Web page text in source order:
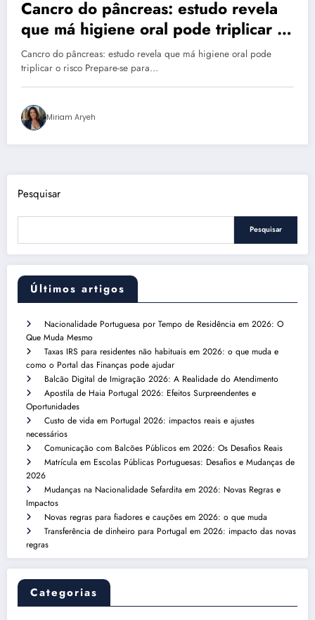
Cancro do pâncreas: estudo revela
que má higiene oral pode triplicar o
risco
Cancro do pâncreas: estudo revela que má higiene oral pode
triplicar o risco Prepare-se para…
Miriam Aryeh
Pesquisar
Pesquisar
Últimos artigos
Nacionalidade Portuguesa por Tempo de Residência em 2026: O
Que Muda Mesmo
Taxas IRS para residentes não habituais em 2026: o que muda e
como o Portal das Finanças pode ajudar
Balcão Digital de Imigração 2026: A Realidade do Atendimento
Apostila de Haia Portugal 2026: Efeitos Surpreendentes e
Oportunidades
Custo de vida em Portugal 2026: impactos reais e ajustes
necessários
Comunicação com Balcões Públicos em 2026: Os Desafios Reais
Matrícula em Escolas Públicas Portuguesas: Desafios e Mudanças de
2026
Mudanças na Nacionalidade Sefardita em 2026: Novas Regras e
Impactos
Novas regras para fiadores e cauções em 2026: o que muda
Transferência de dinheiro para Portugal em 2026: impacto das novas
regras
Categorias